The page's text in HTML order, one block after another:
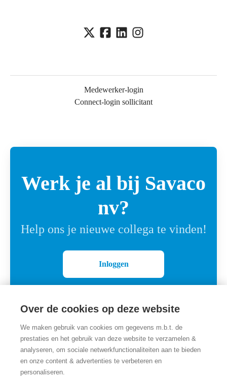
Over de cookies op deze website
We maken gebruik van cookies om gegevens m.b.t. de
prestaties en het gebruik van deze website te verzamelen &
analyseren, om sociale netwerkfunctionaliteiten aan te bieden
en onze content & advertenties te verbeteren en
personaliseren.
Medewerker-login
Connect-login sollicitant
Werk je al bij Savaco
nv?
Help ons je nieuwe collega te vinden!
Inloggen